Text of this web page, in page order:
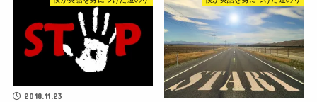
2018.11.23